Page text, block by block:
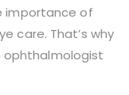
importance of
care. That’s why